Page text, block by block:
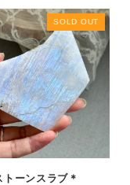
SOLD OUT
トーンスラブ＊